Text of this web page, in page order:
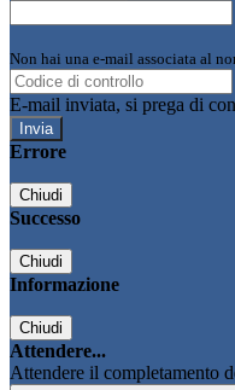
Non hai una e-mail associata al
E-mail inviata, si prega di
Errore
Chiudi
Successo
Chiudi
Informazione
Chiudi
Attendere...
Attendere il completamento